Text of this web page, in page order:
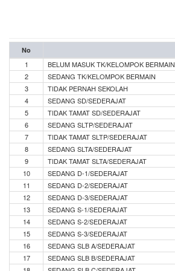
No
1 BELUM MASUK TK/KELOMPOK BERMAIN
2
SEDANG TK/KELOMPOK BERMAIN
3
TIDAK PERNAH SEKOLAH
4
SEDANG SD/SEDERAJAT
5
TIDAK TAMAT SD/SEDERAJAT
6
SEDANG SLTP/SEDERAJAT
7
TIDAK TAMAT SLTP/SEDERAJAT
8
SEDANG SLTA/SEDERAJAT
9
TIDAK TAMAT SLTA/SEDERAJAT
10
SEDANG D-1/SEDERAJAT
11
SEDANG D-2/SEDERAJAT
12
SEDANG D-3/SEDERAJAT
13
SEDANG S-1/SEDERAJAT
14
SEDANG S-2/SEDERAJAT
15
SEDANG S-3/SEDERAJAT
16
SEDANG SLB A/SEDERAJAT
17
SEDANG SLB B/SEDERAJAT